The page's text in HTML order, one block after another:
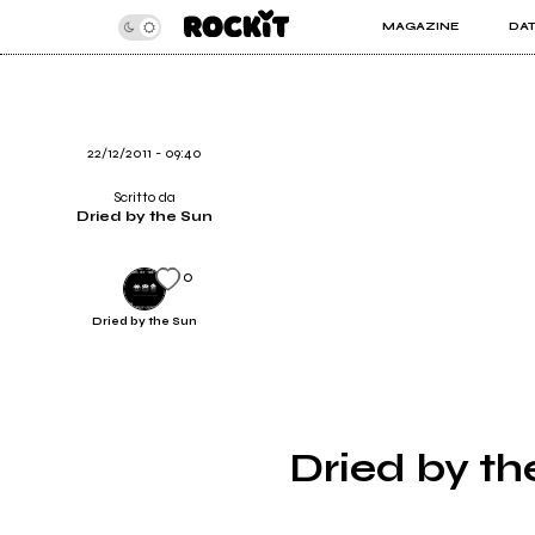
MAGAZINE
INSIDER
Dried by
22/12/2011 - 09:40
Scritto da
Dried by the Sun
Dried by the Sun
0